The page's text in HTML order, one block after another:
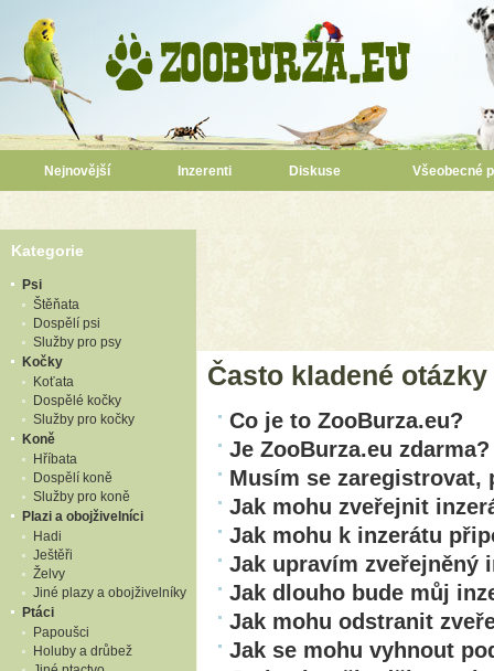
Nejnovější Inzerenti Diskuse Všeobecné
Kategorie
Psi
Štěňata
Dospělí psi
Služby pro psy
Kočky
Koťata
Dospělé kočky
Služby pro kočky
Koně
Hříbata
Dospělí koně
Služby pro koně
Plazi a obojživelníci
Hadi
Ještěři
Želvy
Jiné plazy a obojživelníky
Ptáci
Papoušci
Holuby a drůbež
Často kladené otázky
Co je to ZooBurza.eu?
Je ZooBurza.eu zdarma?
Musím se zaregistrovat,
Jak mohu zveřejnit
Jak mohu k inzerátu
Jak upravím zveřejněný
Jak dlouho bude můj
Jak mohu odstranit
Jak se mohu vyhnout